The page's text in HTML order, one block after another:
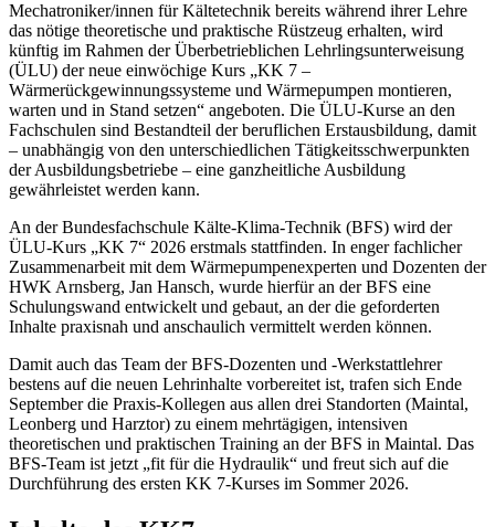
Mechatroniker/innen für Kältetechnik bereits während ihrer Lehre
das nötige theoretische und praktische Rüstzeug erhalten, wird
künftig im Rahmen der Überbetrieblichen Lehrlingsunterweisung
(ÜLU) der neue einwöchige Kurs „KK 7 –
Wärmerückgewinnungssysteme und Wärmepumpen montieren,
warten und in Stand setzen“ angeboten. Die ÜLU-Kurse an den
Fachschulen sind Bestandteil der beruflichen Erstausbildung, damit
– unabhängig von den unterschiedlichen Tätigkeitsschwerpunkten
der Ausbildungsbetriebe – eine ganzheitliche Ausbildung
gewährleistet werden kann.
An der Bundesfachschule Kälte-Klima-Technik (BFS) wird der
ÜLU-Kurs „KK 7“ 2026 erstmals stattfinden. In enger fachlicher
Zusammenarbeit mit dem Wärmepumpenexperten und Dozenten der
HWK Arnsberg, Jan Hansch, wurde hierfür an der BFS eine
Schulungswand entwickelt und gebaut, an der die geforderten
Inhalte praxisnah und anschaulich vermittelt werden können.
Damit auch das Team der BFS-Dozenten und -Werkstattlehrer
bestens auf die neuen Lehrinhalte vorbereitet ist, trafen sich Ende
September die Praxis-Kollegen aus allen drei Standorten (Maintal,
Leonberg und Harztor) zu einem mehrtägigen, intensiven
theoretischen und praktischen Training an der BFS in Maintal. Das
BFS-Team ist jetzt „fit für die Hydraulik“ und freut sich auf die
Durchführung des ersten KK 7-Kurses im Sommer 2026.